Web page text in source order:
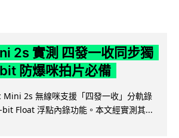
2s 實測 四發一收同步獨
防爆咪拍片必備
Mini 2s 無線咪支援「四發一收」分軌錄
Float 浮點內錄功能。本文經實測其...